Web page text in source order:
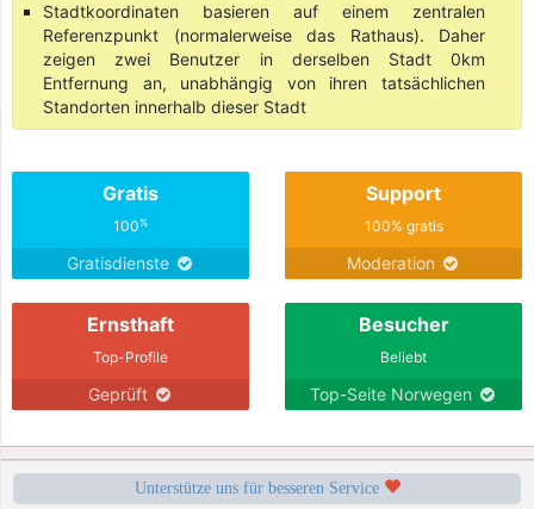
Stadtkoordinaten basieren auf einem zentralen
Referenzpunkt (normalerweise das Rathaus). Daher
zeigen zwei Benutzer in derselben Stadt 0km
Entfernung an, unabhängig von ihren tatsächlichen
Standorten innerhalb dieser Stadt
Gratis
100%
Gratisdienste
Support
100% gratis
Moderation
Ernsthaft
Top-Profile
Geprüft
Besucher
Beliebt
Top-Seite Norwegen
Unterstütze uns für besseren Service